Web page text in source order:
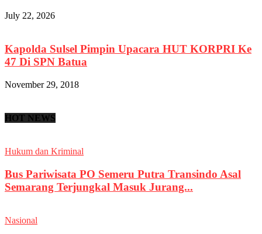
July 22, 2026
Kapolda Sulsel Pimpin Upacara HUT KORPRI Ke
47 Di SPN Batua
November 29, 2018
HOT NEWS
Hukum dan Kriminal
Bus Pariwisata PO Semeru Putra Transindo Asal
Semarang Terjungkal Masuk Jurang...
Nasional